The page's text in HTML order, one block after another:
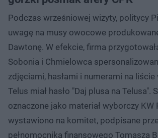
Podczas wrześniowej wizyty, politycy
uwagę na musy owocowe
Dawtonę. W efekcie, firma
Sobonia i Chmielowca
zdjęciami, hasłami i numerami na
Telus miał hasło "Daj plusa na Telusa".
oznaczone jako materiał wyborczy KW
wystawiono na komitet, podpisane
pełnomocnika finansowego Tomasza